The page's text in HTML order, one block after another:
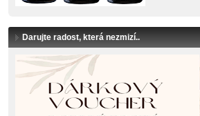
Darujte radost, která nezmizí..